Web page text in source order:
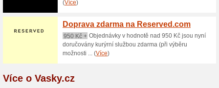
Popis: Využijte atraktivní
nákupu nad 3 000 Kč. Pro
objednávky v e-shopu nebo
odečtena z celkové ceny